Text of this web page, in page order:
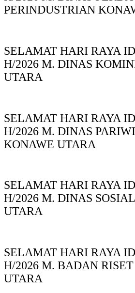
PERINDUSTRIAN
SELAMAT HARI RAYA
H/2026 M. DINAS
UTARA
SELAMAT HARI RAYA
H/2026 M. DINAS
KONAWE UTARA
SELAMAT HARI RAYA
H/2026 M. DINAS
UTARA
SELAMAT HARI RAYA
H/2026 M. BADAN
UTARA